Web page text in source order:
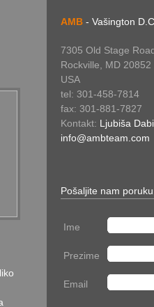
AMB - Vašington
7305 Old Stage
Rockville, MD 20852
USA
tel: 301-458-7814
fax: 301-881-7827
Kontakt: Ljubiša
info@ambteam.com
Pošaljite nam
Ime
Prezime
Email